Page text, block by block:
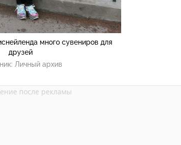
много сувениров для
друзей
Личный архив